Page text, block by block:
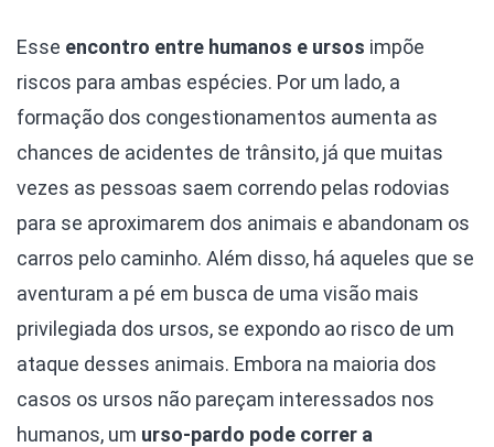
Esse encontro entre humanos e ursos impõe
riscos para ambas espécies. Por um lado, a
formação dos congestionamentos aumenta as
chances de acidentes de trânsito, já que muitas
vezes as pessoas saem correndo pelas rodovias
para se aproximarem dos animais e abandonam os
carros pelo caminho. Além disso, há aqueles que se
aventuram a pé em busca de uma visão mais
privilegiada dos ursos, se expondo ao risco de um
ataque desses animais. Embora na maioria dos
casos os ursos não pareçam interessados nos
humanos, um urso-pardo pode correr a